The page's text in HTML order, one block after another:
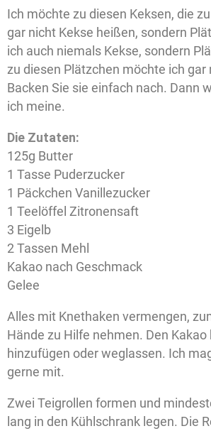
Ich möchte zu diesen Keksen, die
gar nicht Kekse heißen, sondern
ich auch niemals Kekse, sondern
zu diesen Plätzchen möchte ich gar
Backen Sie sie einfach nach. Dann
ich meine.
Die Zutaten:
125g Butter
1 Tasse Puderzucker
1 Päckchen Vanillezucker
1 Teelöffel Zitronensaft
3 Eigelb
2 Tassen Mehl
Kakao nach Geschmack
Gelee
Alles mit Knethaken vermengen,
Hände zu Hilfe nehmen. Den Kakao
hinzufügen oder weglassen. Ich
gerne mit.
Zwei Teigrollen formen und
lang in den Kühlschrank legen. Die